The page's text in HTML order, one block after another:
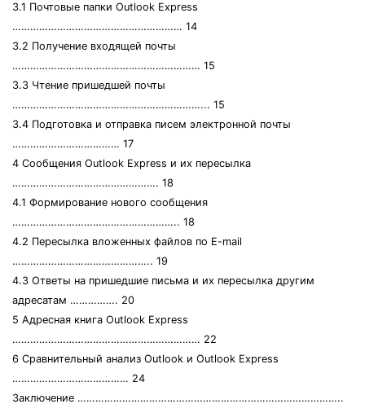
3.1 Почтовые папки Outlook Express
………………………………………………… 14
3.2 Получение входящей почты
……………………………………………………… 15
3.3 Чтение пришедшей почты
………………………………………………………... 15
3.4 Подготовка и отправка писем электронной почты
……………………………… 17
4 Сообщения Outlook Express и их пересылка
…………………………………………. 18
4.1 Формирование нового сообщения
……………………………………………….. 18
4.2 Пересылка вложенных файлов по E-mail
……………………………………….. 19
4.3 Ответы на пришедшие письма и их пересылка другим
адресатам ……………. 20
5 Адресная книга Outlook Express
……………………………………………………… 22
6 Сравнительный анализ Outlook и Outlook Express
………………………………… 24
Заключение ……………………………………………………………………………..